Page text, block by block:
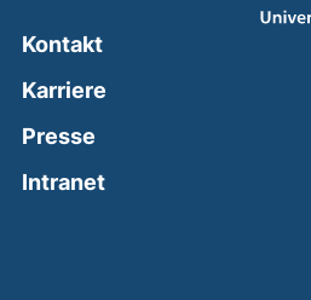
Kontakt
Karriere
Presse
Intranet(external link,